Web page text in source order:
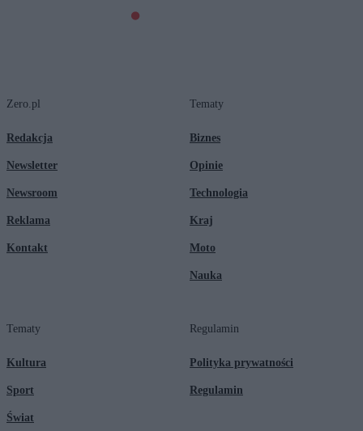
Zero.pl
Redakcja
Newsletter
Newsroom
Reklama
Kontakt
Tematy
Biznes
Opinie
Technologia
Kraj
Moto
Nauka
Tematy
Kultura
Sport
Świat
Regulamin
Polityka prywatności
Regulamin